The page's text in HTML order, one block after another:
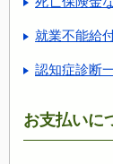
就業不能給
認知症診断
お支払いに